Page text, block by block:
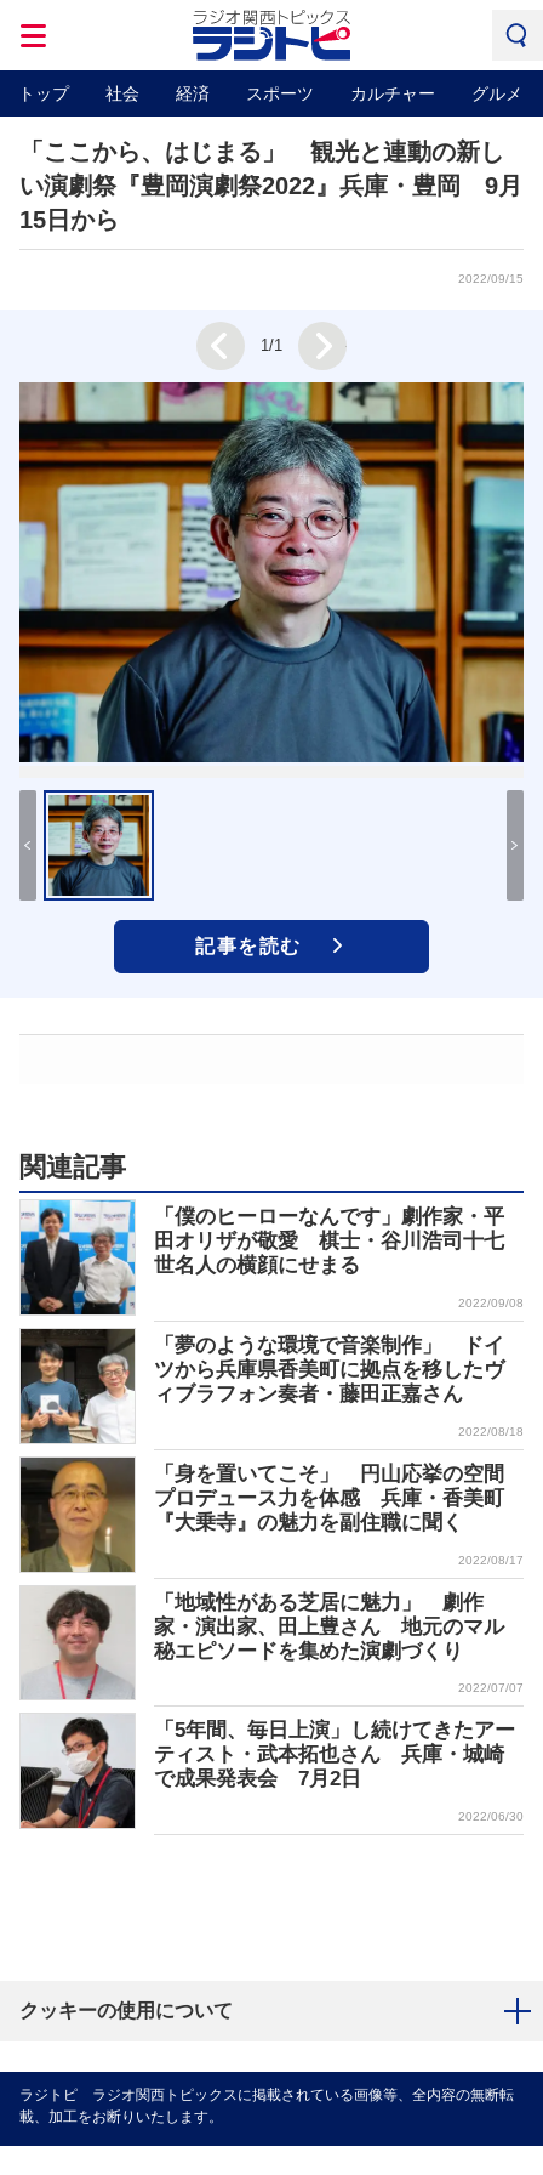
トップ 社会 経済 スポーツ カルチャー グルメ
「ここから、はじまる」 観光と連動の新し
い演劇祭『豊岡演劇祭2022』兵庫・豊岡 9月
15日から
2022/09/15
Prev 1/1
記事を読む
関連記事
「僕のヒーローなんです」劇作家・平
田オリザが敬愛 棋士・谷川浩司十七
世名人の横顔にせまる
2022/09/08
「夢のような環境で音楽制作」 ドイ
ツから兵庫県香美町に拠点を移したヴ
ィブラフォン奏者・藤田正嘉さん
2022/08/18
「身を置いてこそ」 円山応挙の空間
プロデュース力を体感 兵庫・香美町
『大乗寺』の魅力を副住職に聞く
2022/08/17
「地域性がある芝居に魅力」 劇作
家・演出家、田上豊さん 地元のマル
秘エピソードを集めた演劇づくり
2022/07/07
「5年間、毎日上演」し続けてきたアー
ティスト・武本拓也さん 兵庫・城崎
で成果発表会 7月2日
2022/06/30
クッキーの使用について
ラジトピ ラジオ関西トピックスに掲載されている画像等、全内容の無断転
載、加工をお断りいたします。